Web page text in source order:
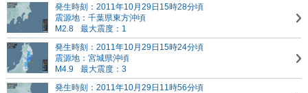
発生時刻：2011年10月29日15時28分頃
震源地：千葉県東方沖頃
M2.8
最大震度：1
発生時刻：2011年10月29日15時24分頃
震源地：宮城県沖頃
M4.9
最大震度：3
発生時刻：2011年10月29日11時56分頃